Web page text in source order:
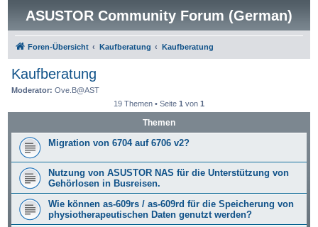
ASUSTOR Community Forum (German)
Foren-Übersicht Kaufberatung Kaufberatung
Kaufberatung
Moderator: Ove.B@AST
19 Themen • Seite 1 von 1
Themen
Migration von 6704 auf 6706 v2?
Nutzung von ASUSTOR NAS für die Unterstützung von
Gehörlosen in Busreisen.
Wie können as-609rs / as-609rd für die Speicherung von
physiotherapeutischen Daten genutzt werden?